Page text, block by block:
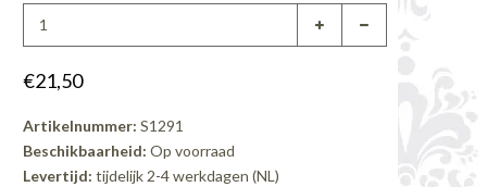
€21,50
Artikelnummer: S1291
Beschikbaarheid: Op voorraad
Levertijd: tijdelijk 2-4 werkdagen (NL)